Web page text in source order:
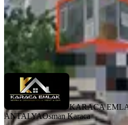
KARACA EMLAK ANTALYA
Ara
KARACA
ANTALYAOsman Karaca